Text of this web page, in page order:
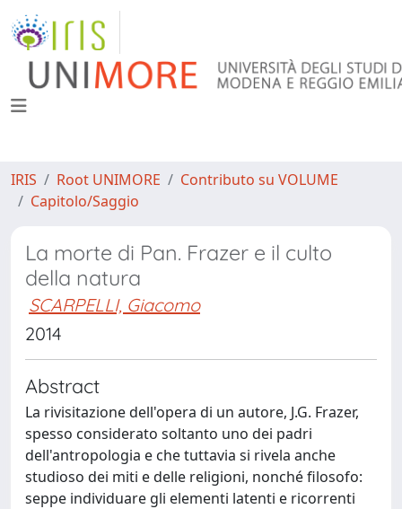
IRIS Root UNIMORE
Contributo su VOLUME
Capitolo/Saggio
La morte di Pan. Frazer e il culto
della natura
SCARPELLI, Giacomo
2014
Abstract
La rivisitazione dell'opera di un autore, J.G. Frazer,
spesso considerato soltanto uno dei padri
dell'antropologia e che tuttavia si rivela anche
studioso dei miti e delle religioni, nonché filosofo:
seppe individuare gli elementi latenti e ricorrenti